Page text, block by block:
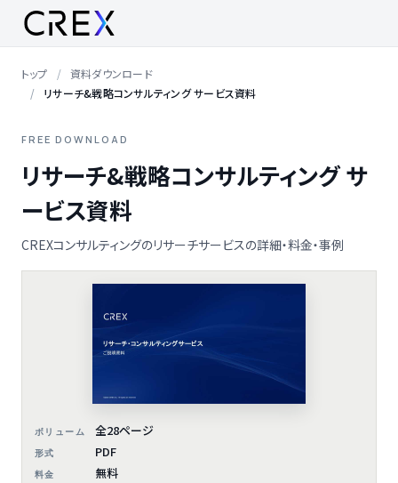
トップ
資料ダウンロード
リサーチ&戦略コンサルティング サービス資料
FREE DOWNLOAD
リサーチ&戦略コンサルティング サ
ービス資料
CREXコンサルティングのリサーチサービスの詳細・料金・事例
ボリューム 全28ページ
形式 PDF
料金 無料